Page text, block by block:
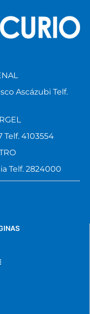
Ascázubi Telf.
Telf. 4103554
Telf. 2824000